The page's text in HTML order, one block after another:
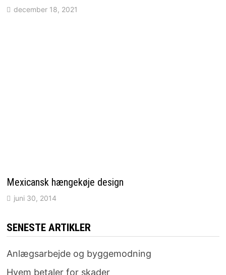
december 18, 2021
Mexicansk hængekøje design
juni 30, 2014
SENESTE ARTIKLER
Anlægsarbejde og byggemodning
Hvem betaler for skader